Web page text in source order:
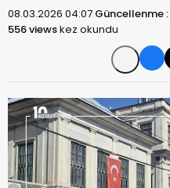
08.03.2026 04:07 Güncellenme :
556 viewskez okundu